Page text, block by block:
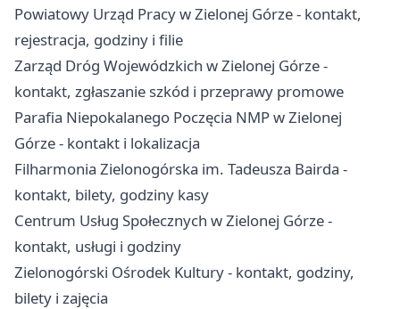
Powiatowy Urząd Pracy w Zielonej Górze - kontakt,
rejestracja, godziny i filie
Zarząd Dróg Wojewódzkich w Zielonej Górze -
kontakt, zgłaszanie szkód i przeprawy promowe
Parafia Niepokalanego Poczęcia NMP w Zielonej
Górze - kontakt i lokalizacja
Filharmonia Zielonogórska im. Tadeusza Bairda -
kontakt, bilety, godziny kasy
Centrum Usług Społecznych w Zielonej Górze -
kontakt, usługi i godziny
Zielonogórski Ośrodek Kultury - kontakt, godziny,
bilety i zajęcia